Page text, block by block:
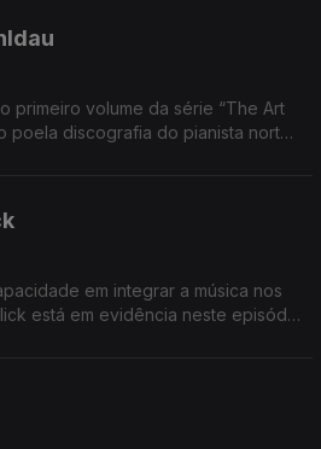
primeiro volume da série “The Art
poela discografia do pianista norte-
em integrar a música nos
está em evidência neste episódio